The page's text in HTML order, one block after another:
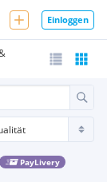
Einloggen
PayLivery